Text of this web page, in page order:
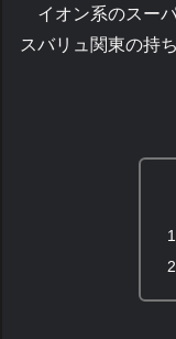
イオン系のスー
スバリュ関東の持